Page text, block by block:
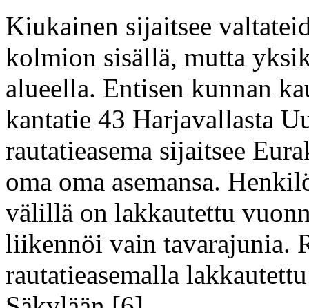
Kiukainen sijaitsee
kolmion sisällä, mutta
alueella. Entisen kunnan
kantatie 43 Harjavallasta
rautatieasema sijaitsee
oma oma asemansa.
välillä on lakkautettu
liikennöi vain tavarajunia.
rautatieasemalla